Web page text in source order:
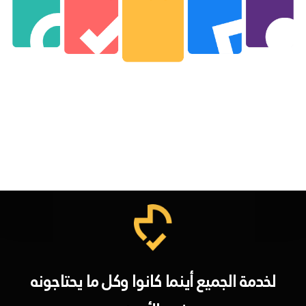
لخدمة الجميع أينما كانوا وكل ما يحتاجونه